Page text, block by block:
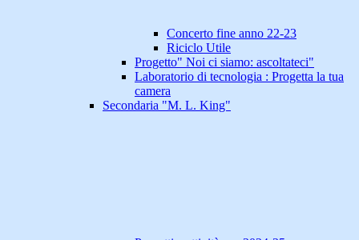
Concerto fine anno 22-23
Riciclo Utile
Progetto" Noi ci siamo: ascoltateci"
Laboratorio di tecnologia : Progetta la tua
camera
Secondaria "M. L. King"